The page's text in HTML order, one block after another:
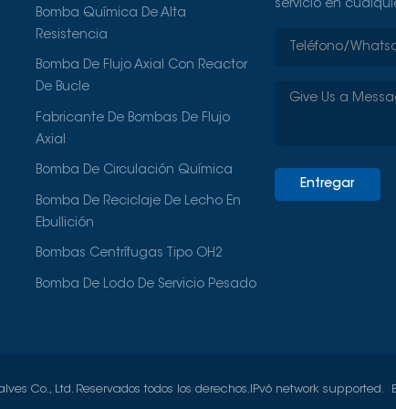
Bomba Química De Alta
Resistencia
Bomba De Flujo Axial Con Reactor
De Bucle
Fabricante De Bombas De Flujo
Axial
Bomba De Circulación Química
Bomba De Reciclaje De Lecho En
Ebullición
Bombas Centrífugas Tipo OH2
Bomba De Lodo De Servicio Pesado
servicio en
Entregar
Co., Ltd. Reservados todos los derechos. IPv6 network supported.